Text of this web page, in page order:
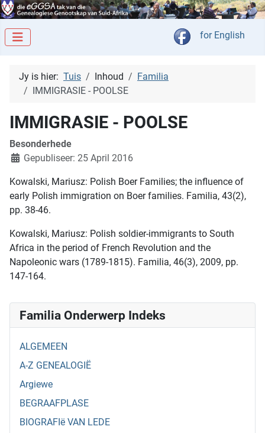
Kies jou taal
for English
Familia Onderwerp Indeks
ALGEMEEN
A-Z GENEALOGIË
Argiewe
BEGRAAFPLASE
BIOGRAFIë VAN LEDE
Jy is hier: Tuis Inhoud
Familia
IMMIGRASIE - POOLSE
IMMIGRASIE - POOLSE
Besonderhede
Gepubliseer: 25 April 2016
Kowalski, Mariusz: Polish Boer Families; the influence of
early Polish immigration on Boer families. Familia, 43(2),
pp. 38-46.
Kowalski, Mariusz: Polish soldier-immigrants to South
Africa in the period of French Revolution and the
Napoleonic wars (1789-1815). Familia, 46(3), 2009, pp.
147-164.